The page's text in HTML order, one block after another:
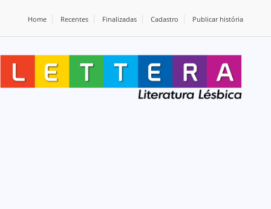
Home Recentes Finalizadas Cadastro Publicar história